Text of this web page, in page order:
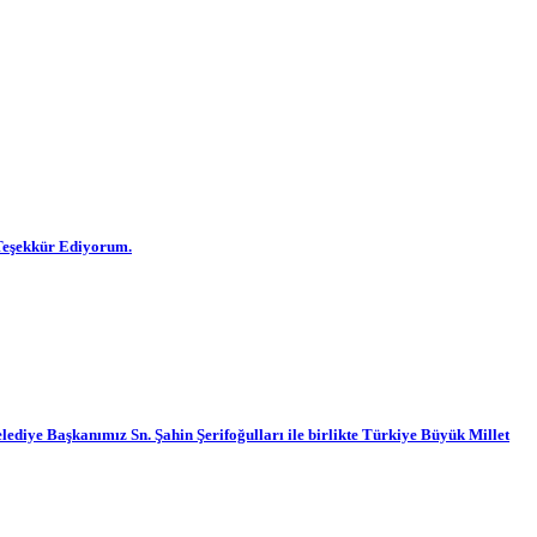
Ediyorum.
Başkanımız Sn. Şahin Şerifoğulları ile birlikte Türkiye Büyük Millet